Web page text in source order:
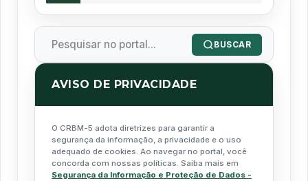
BUSCAR
AVISO DE PRIVACIDADE
O CRBM-5 adota diretrizes para garantir a
segurança da informação, a privacidade e o uso
adequado de cookies. Ao navegar no portal, você
concorda com nossas políticas. Saiba mais em
Segurança da Informação e Proteção de Dados -